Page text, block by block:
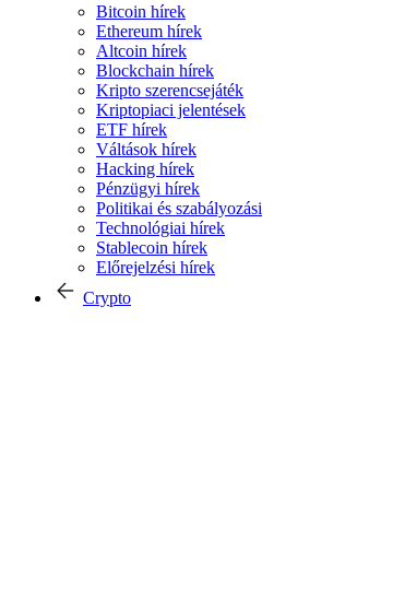
Bitcoin hírek
Ethereum hírek
Altcoin hírek
Blockchain hírek
Kripto szerencsejáték
Kriptopiaci jelentések
ETF hírek
Váltások hírek
Hacking hírek
Pénzügyi hírek
Politikai és szabályozási
Technológiai hírek
Stablecoin hírek
Előrejelzési hírek
Crypto